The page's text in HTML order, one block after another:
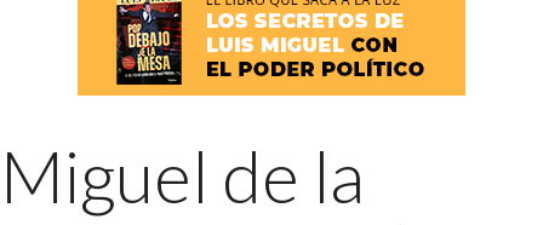
Miguel de la